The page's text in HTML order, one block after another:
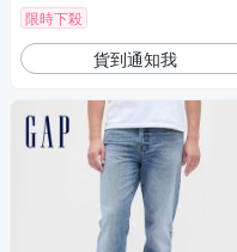
限時下殺
貨到通知我